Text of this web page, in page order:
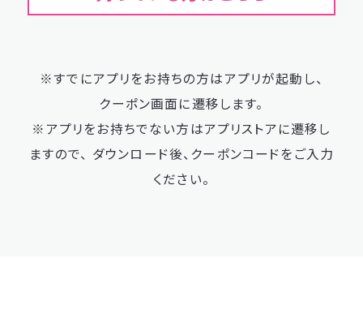
※すでにアプリをお持ちの方はアプリが起動し、
クーポン画面に遷移します。
※アプリをお持ちでない方はアプリストアに遷移し
ますので、 ダウンロード後、クーポンコードをご入力
ください。